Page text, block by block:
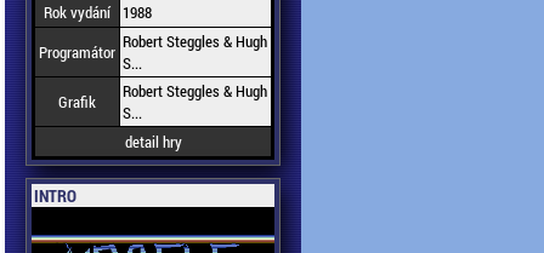
Rok vydání
1988
Programátor Robert Steggles & Hugh
S...
Grafik
Robert Steggles & Hugh
S...
detail hry
INTRO